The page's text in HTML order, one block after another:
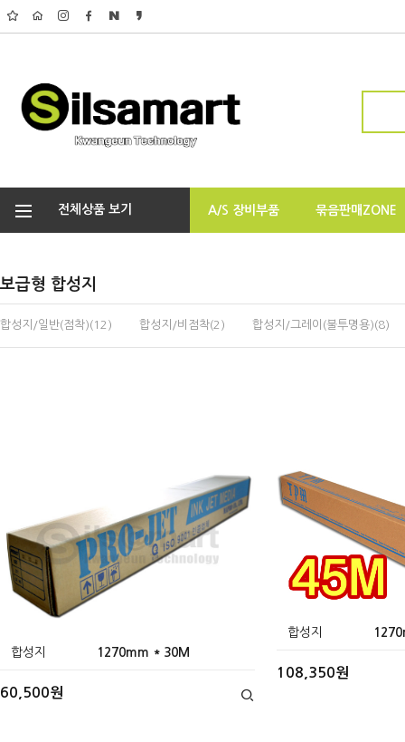
전체상품 보기 A/S 장비부품 묶음판매ZONE
보급형 합성지
합성지/일반(점착)(12) 합성지/비점착(2) 합성지/그레이(불투명용)(8)
합성지 1270mm * 30M
60,500원
합성지
108,350원